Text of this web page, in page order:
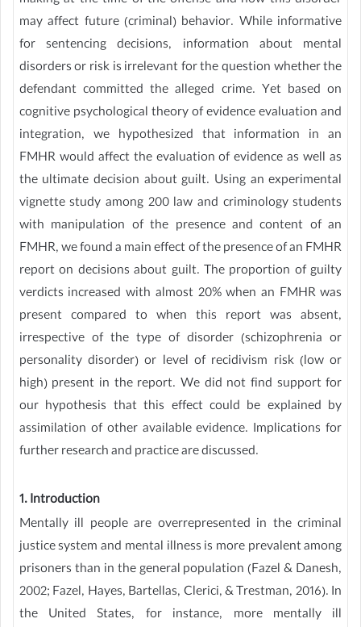
may affect future (criminal) behavior. While informative
for sentencing decisions, information about mental
disorders or risk is irrelevant for the question whether the
defendant committed the alleged crime. Yet based on
cognitive psychological theory of evidence evaluation and
integration, we hypothesized that information in an
FMHR would affect the evaluation of evidence as well as
the ultimate decision about guilt. Using an experimental
vignette study among 200 law and criminology students
with manipulation of the presence and content of an
FMHR, we found a main effect of the presence of an FMHR
report on decisions about guilt. The proportion of guilty
verdicts increased with almost 20% when an FMHR was
present compared to when this report was absent,
irrespective of the type of disorder (schizophrenia or
personality disorder) or level of recidivism risk (low or
high) present in the report. We did not find support for
our hypothesis that this effect could be explained by
assimilation of other available evidence. Implications for
further research and practice are discussed.
1. Introduction
Mentally ill people are overrepresented in the criminal
justice system and mental illness is more prevalent among
prisoners than in the general population (Fazel & Danesh,
2002; Fazel, Hayes, Bartellas, Clerici, & Trestman, 2016). In
the United States, for instance, more mentally ill